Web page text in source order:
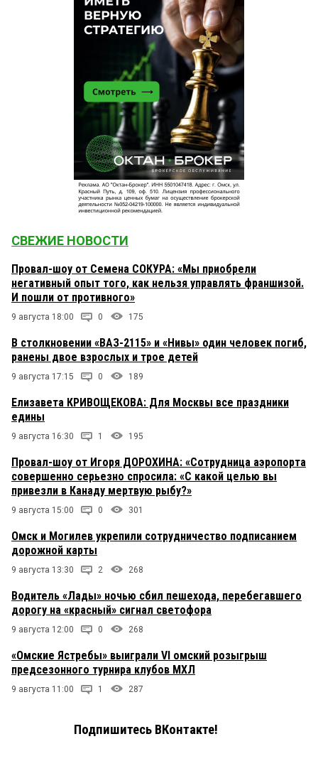
СВЕЖИЕ НОВОСТИ
Провал-шоу от Семена СОКУРА: «Мы приобрели
негативный опыт того, как нельзя управлять франшизой.
И пошли от противного»
9 августа 18:00 0 175
В столкновении «ВАЗ-2115» и «Нивы» один человек погиб,
ранены двое взрослых и трое детей
9 августа 17:15 0 189
Елизавета КРИВОЩЕКОВА: Для Москвы все праздники
едины
9 августа 16:30 1 195
Провал-шоу от Игоря ДОРОХИНА: «Сотрудница аэропорта
совершенно серьезно спросила: «С какой целью вы
привезли в Канаду мертвую рыбу?»
9 августа 15:00 0 301
Омск и Могилев укрепили сотрудничество подписанием
дорожной карты
9 августа 13:30 2 268
Водитель «Лады» ночью сбил пешехода, перебегавшего
дорогу на «красный» сигнал светофора
9 августа 12:00 0 268
«Омские Ястребы» выиграли VI омский розыгрыш
предсезонного турнира клубов МХЛ
9 августа 11:00 1 287
Подпишитесь ВКонтакте!